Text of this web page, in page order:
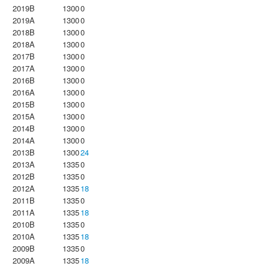
2019B
13000
2019A
13000
2018B
13000
2018A
13000
2017B
13000
2017A
13000
2016B
13000
2016A
13000
2015B
13000
2015A
13000
2014B
13000
2014A
13000
2013B
130024
2013A
13350
2012B
13350
2012A
133518
2011B
13350
2011A
133518
2010B
13350
2010A
133518
2009B
13350
2009A
133518